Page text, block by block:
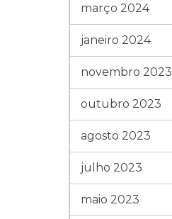
março 2024
janeiro 2024
novembro 2023
outubro 2023
agosto 2023
julho 2023
maio 2023